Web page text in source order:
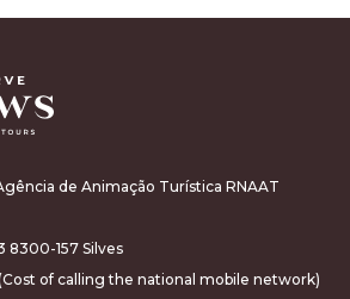
de Animação Turística RNAAT
8300-157 Silves
(Cost of calling the national mobile network)